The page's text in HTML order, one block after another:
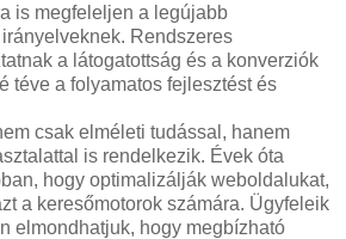
is megfeleljen a legújabb
Rendszeres
a látogatottság és a konverziók
téve a folyamatos fejlesztést és
csak elméleti tudással, hanem
is rendelkezik. Évek óta
hogy optimalizálják weboldalukat,
a keresőmotorok számára. Ügyfeleik
elmondhatjuk, hogy megbízható